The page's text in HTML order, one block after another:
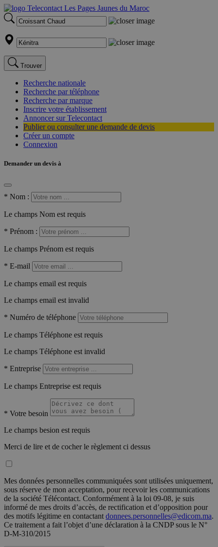
Trouver
Recherche nationale
Recherche par téléphone
Recherche par marque
Inscrire votre établissement
Annoncer sur Telecontact
Publier ou consulter une demande de devis
Créer un compte
Connexion
Demander un devis à
* Nom :
Le champs Nom est requis
* Prénom :
Le champs Prénom est requis
* E-mail
Le champs email est requis
Le champs email est invalid
* Numéro de téléphone
Le champs Téléphone est requis
Le champs Téléphone est invalid
* Entreprise
Le champs Entreprise est requis
* Votre besoin
Le champs besion est requis
Merci de lire et de cocher le règlement ci dessus
Mes données personnelles communiquées sont utilisées uniquement,
sous réserve de mon acceptation, pour recevoir les communications
de la société Télécontact. Conformément à la loi 09-08, je suis
informé de mes droits d’accès, de rectification et d’opposition pour
des motifs légitime en contactant donnees.personnelles@edicom.ma.
Ce traitement a fait l’objet d’une déclaration à la CNDP sous le N°
D-M-310/2015